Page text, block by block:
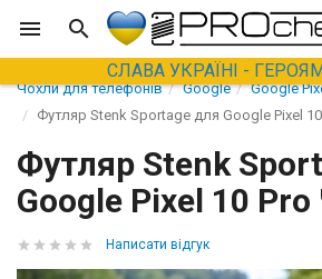
СЛАВА УКРАЇНІ -
Чохли для телефонів Google
Google
Футляр Stenk Sportage для Google Pixel
Футляр Stenk
Google Pixel 10
Написати відгук